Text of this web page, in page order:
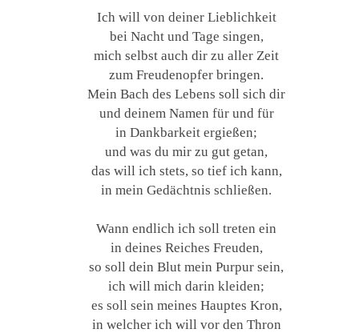
Ich will von deiner Lieblichkeit
bei Nacht und Tage singen,
mich selbst auch dir zu aller Zeit
zum Freudenopfer bringen.
Mein Bach des Lebens soll sich dir
und deinem Namen für und für
in Dankbarkeit ergießen;
und was du mir zu gut getan,
das will ich stets, so tief ich kann,
in mein Gedächtnis schließen.
Wann endlich ich soll treten ein
in deines Reiches Freuden,
so soll dein Blut mein Purpur sein,
ich will mich darin kleiden;
es soll sein meines Hauptes Kron,
in welcher ich will vor den Thron